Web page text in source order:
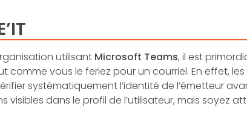
utilisant Microsoft Teams, il est
comme vous le feriez pour un courriel. En effet, les
systématiquement l’identité de l’émetteur
visibles dans le profil de l’utilisateur, mais soyez